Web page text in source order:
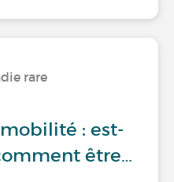
rare
: est-
être…